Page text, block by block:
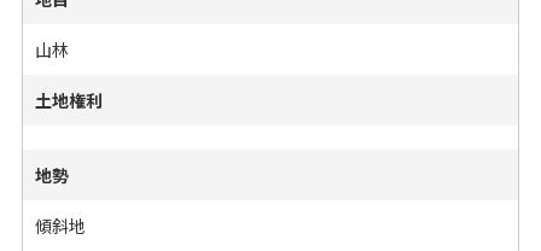
山林
土地権利
地勢
傾斜地